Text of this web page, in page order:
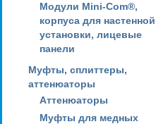
Модули Mini-Com®,
корпуса для настенной
установки, лицевые
панели
Муфты, сплиттеры,
аттенюаторы
Аттенюаторы
Муфты для медных